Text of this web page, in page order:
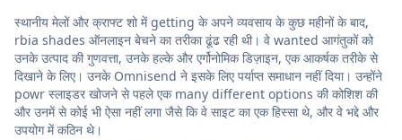
स्थानीय मेलों और क्राफ्ट शो में getting के अपने व्यवसाय के कुछ महीनों के बाद,
rbia shades ऑनलाइन बेचने का तरीका ढूंढ रही थी। वे wanted आगंतुकों को
उनके उत्पाद की गुणवत्ता, उनके हल्के और एर्गोनोमिक डिज़ाइन, एक आकर्षक तरीके से
दिखाने के लिए। उनके Omnisend ने इसके लिए पर्याप्त समाधान नहीं दिया। उन्होंने
powr स्लाइडर खोजने से पहले एक many different options की कोशिश की
और उनमें से कोई भी ऐसा नहीं लगा जैसे कि वे साइट का एक हिस्सा थे, और वे भद्दे और
उपयोग में कठिन थे।